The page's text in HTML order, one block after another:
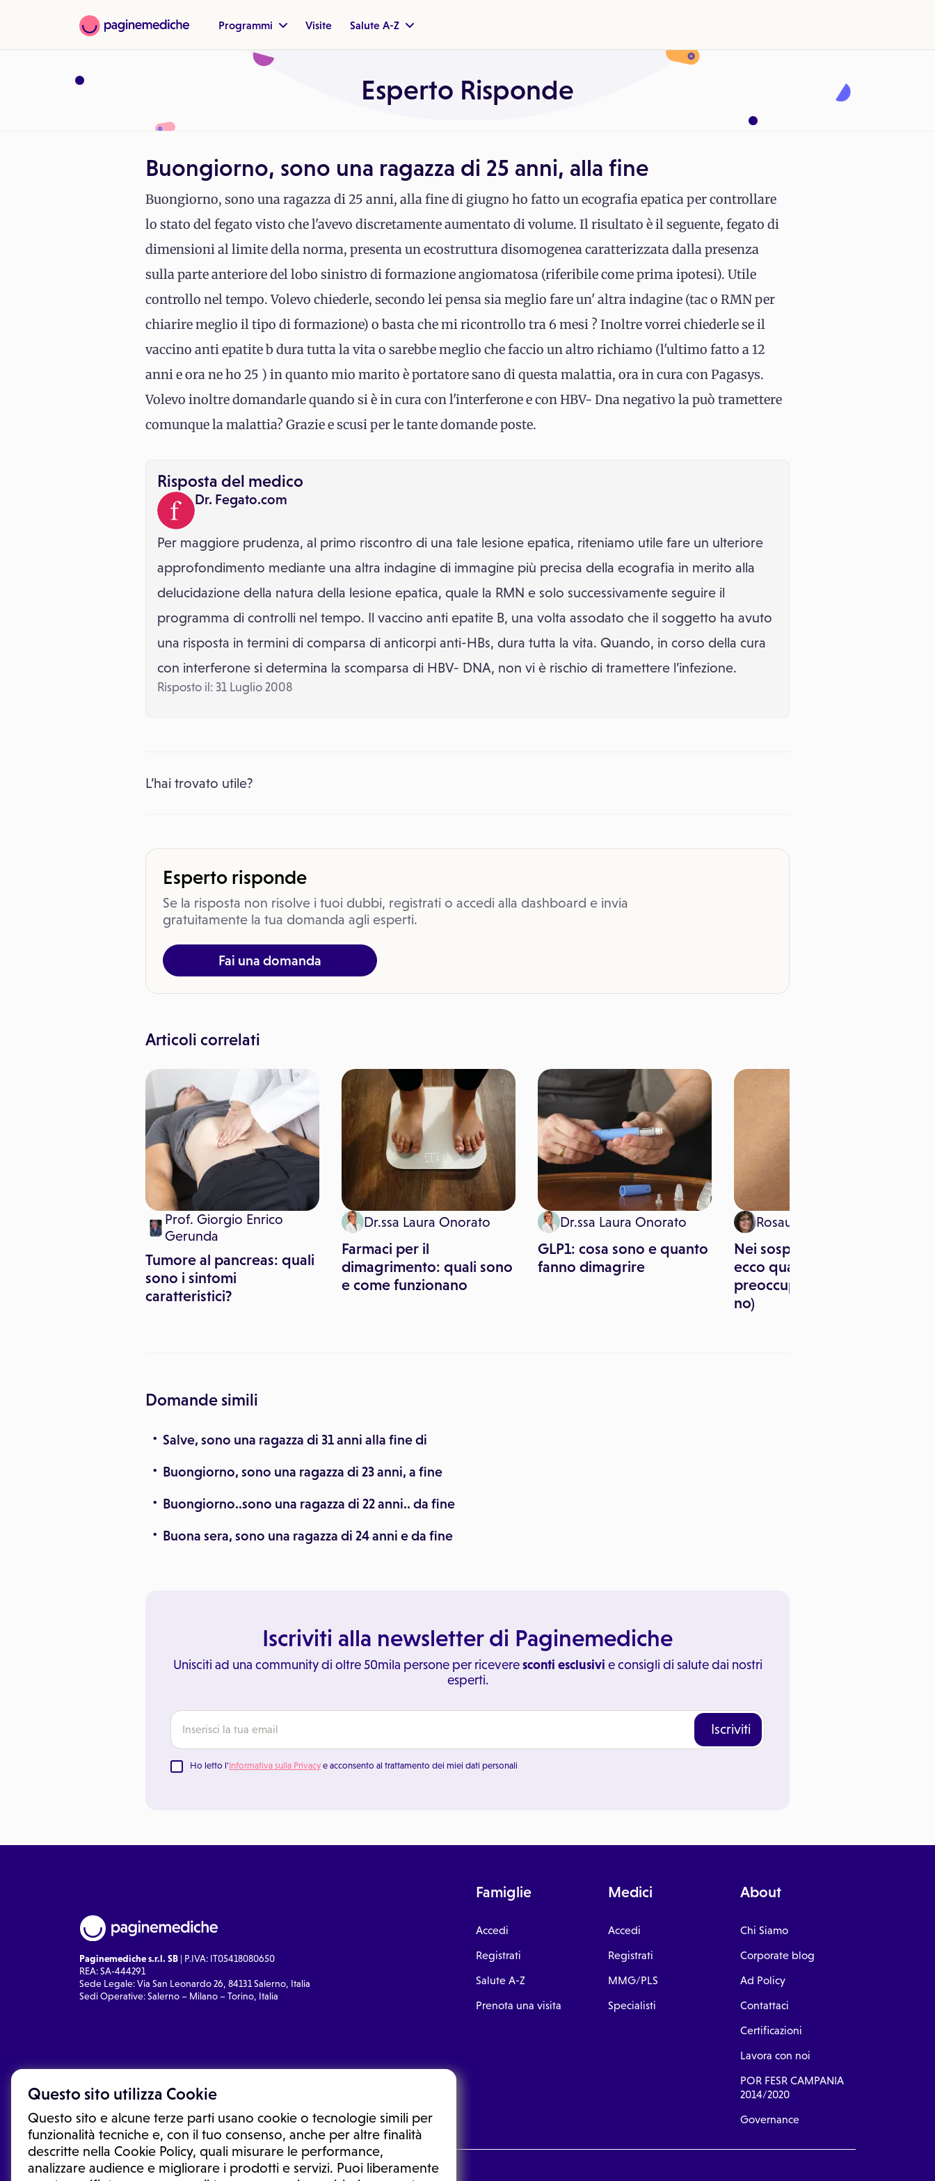
Questo sito utilizza Cookie
Questo sito e alcune terze parti usano cookie o tecnologie simili per
funzionalità tecniche e, con il tuo consenso, anche per altre finalità
descritte nella Cookie Policy, quali misurare le performance,
analizzare audience e migliorare i prodotti e servizi. Puoi liberamente
Programmi Visite Salute A-Z
Esperto Risponde
Buongiorno, sono una ragazza di 25 anni, alla fine
Buongiorno, sono una ragazza di 25 anni, alla fine di giugno ho fatto un ecografia epatica per controllare
lo stato del fegato visto che l'avevo discretamente aumentato di volume. Il risultato è il seguente, fegato di
dimensioni al limite della norma, presenta un ecostruttura disomogenea caratterizzata dalla presenza
sulla parte anteriore del lobo sinistro di formazione angiomatosa (riferibile come prima ipotesi). Utile
controllo nel tempo. Volevo chiederle, secondo lei pensa sia meglio fare un' altra indagine (tac o RMN per
chiarire meglio il tipo di formazione) o basta che mi ricontrollo tra 6 mesi ? Inoltre vorrei chiederle se il
vaccino anti epatite b dura tutta la vita o sarebbe meglio che faccio un altro richiamo (l'ultimo fatto a 12
anni e ora ne ho 25 ) in quanto mio marito è portatore sano di questa malattia, ora in cura con Pagasys.
Volevo inoltre domandarle quando si è in cura con l'interferone e con HBV- Dna negativo la può tramettere
comunque la malattia? Grazie e scusi per le tante domande poste.
Risposta del medico
Dr. Fegato.com
Per maggiore prudenza, al primo riscontro di una tale lesione epatica, riteniamo utile fare un ulteriore
approfondimento mediante una altra indagine di immagine più precisa della ecografia in merito alla
delucidazione della natura della lesione epatica, quale la RMN e solo successivamente seguire il
programma di controlli nel tempo. Il vaccino anti epatite B, una volta assodato che il soggetto ha avuto
una risposta in termini di comparsa di anticorpi anti-HBs, dura tutta la vita. Quando, in corso della cura
con interferone si determina la scomparsa di HBV- DNA, non vi è rischio di tramettere l’infezione.
Risposto il: 31 Luglio 2008
L’hai trovato utile?
Esperto risponde
Se la risposta non risolve i tuoi dubbi, registrati o accedi alla dashboard e invia
gratuitamente la tua domanda agli esperti.
Fai una domanda
Articoli correlati
Prof. Giorgio Enrico
Gerunda
Tumore al pancreas: quali
sono i sintomi
caratteristici?
Dr.ssa Laura Onorato
Farmaci per il
dimagrimento: quali sono
e come funzionano
Dr.ssa Laura Onorato
GLP1: cosa sono e quanto
fanno dimagrire
Rosaura Bonfardino
Nei sospetti e pericolosi:
ecco quando bisogna
preoccuparsi (e quando
no)
Domande simili
Salve, sono una ragazza di 31 anni alla fine di
Buongiorno, sono una ragazza di 23 anni, a fine
Buongiorno..sono una ragazza di 22 anni.. da fine
Buona sera, sono una ragazza di 24 anni e da fine
Iscriviti alla newsletter di Paginemediche
Unisciti ad una community di oltre 50mila persone per riceveresconti esclusivi e consigli di salute dai nostri
esperti.
Iscriviti
Ho letto l'Informativa sulla Privacy e acconsento al trattamento dei miei dati personali
Paginemediche s.r.l. SB | P.IVA: IT05418080650
REA: SA-444291
Sede Legale: Via San Leonardo 26, 84131 Salerno, Italia
Sedi Operative: Salerno – Milano – Torino, Italia
Famiglie
Accedi
Registrati
Salute A-Z
Prenota una visita
Medici
Accedi
Registrati
MMG/PLS
Specialisti
About
Chi Siamo
Corporate blog
Ad Policy
Contattaci
Certificazioni
Lavora con noi
POR FESR CAMPANIA
2014/2020
Governance